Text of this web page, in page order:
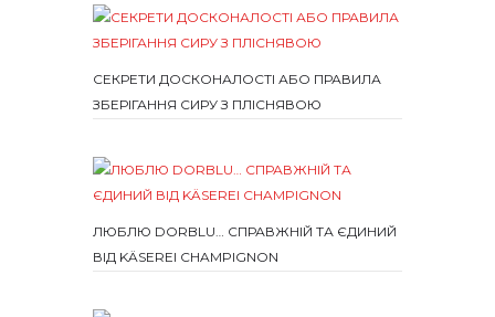
СЕКРЕТИ ДОСКОНАЛОСТІ АБО ПРАВИЛА
ЗБЕРІГАННЯ СИРУ З ПЛІСНЯВОЮ
ЛЮБЛЮ DORBLU… СПРАВЖНІЙ ТА ЄДИНИЙ
ВІД KÄSEREI CHAMPIGNON